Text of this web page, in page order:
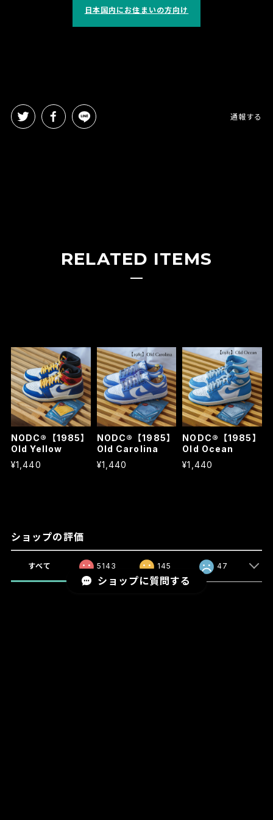
日本国内にお住まいの方向け
通報する
RELATED ITEMS
NODC®【1985】
Old Yellow
¥1,440
NODC®【1985】
Old Carolina
¥1,440
NODC®【1985】
Old Ocean
¥1,440
ショップの評価
すべて 5143 145 47
ショップに質問する